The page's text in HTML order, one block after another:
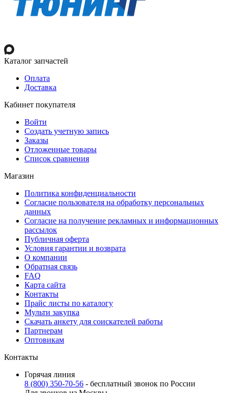
Каталог запчастей
Оплата
Доставка
Кабинет покупателя
Войти
Создать учетную запись
Заказы
Отложенные товары
Список сравнения
Магазин
Политика конфиденциальности
Согласие пользователя на обработку персональных
данных
Согласие на получение рекламных и информационных
рассылок
Публичная оферта
Условия гарантии и возврата
О компании
Обратная связь
FAQ
Карта сайта
Контакты
Прайс листы по каталогу
Мульти закупка
Скачать анкету для соискателей работы
Партнерам
Оптовикам
Контакты
Горячая линия
8 (800) 350-70-56 - бесплатный звонок по России